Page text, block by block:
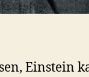
Einstein